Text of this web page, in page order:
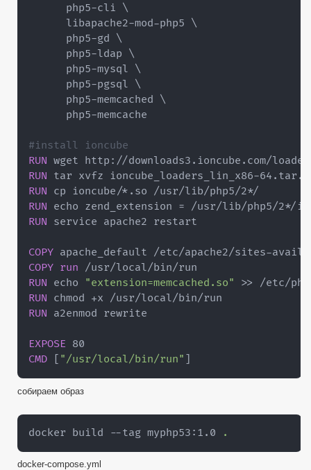
      php5
-cli \
      libapache2
-mod-php5 \
      php5
-gd \
      php5
-ldap \
      php5
-mysql \
      php5
-pgsql \
      php5
-memcached \
      php5
-memcache
#install ioncube
RUN wget http : //downloads3.ioncube.com/
RUN tar xvfz ioncube_loaders_lin_x86-
RUN
RUN echo zend_extension = /usr/lib/php5/2*/
RUN service apache2 restart
COPY apache_default /etc/apache2/sites-
COPY run
RUN echo "extension=memcached.so" >>
RUN
RUN a2enmod rewrite
EXPOSE
CMD
[ "/usr/local/bin/run" ]
собираем образ
docker build --tag myphp53:1.0 .
docker-compose.yml